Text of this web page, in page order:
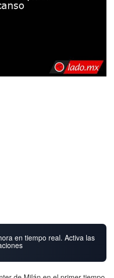
en tiempo real. Activa las